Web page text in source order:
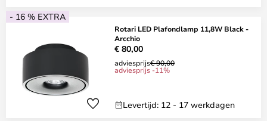
- 16 % EXTRA
Rotari LED Plafondlamp 11,8W Black -
Arcchio
€ 80,00
adviesprijs€ 90,00
adviesprijs -11%
Levertijd: 12 - 17 werkdagen